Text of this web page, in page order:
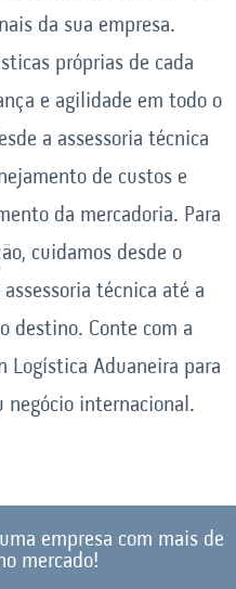
da sua empresa.
próprias de cada
e agilidade em todo o
a assessoria técnica
de custos e
da mercadoria. Para
cuidamos desde o
técnica até a
destino. Conte com a
Logística Aduaneira para
negócio internacional.
empresa com mais de
mercado!